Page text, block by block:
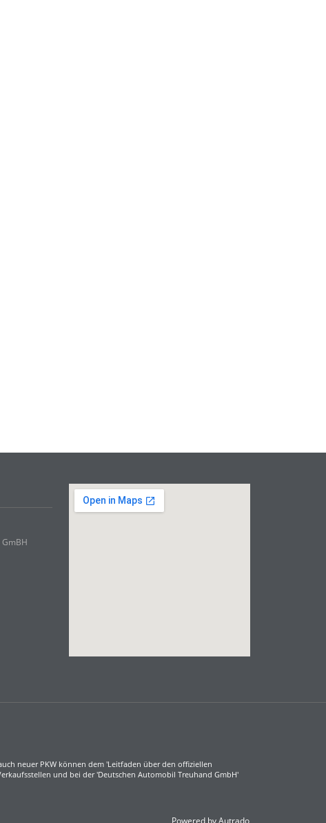
neuer PKW können dem 'Leitfaden über den offiziellen
und bei der 'Deutschen Automobil Treuhand GmbH'
Powered by Autrado